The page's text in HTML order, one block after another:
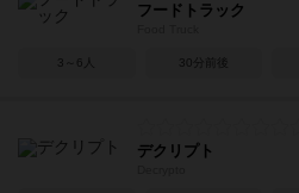
フードトラック
3～6人 30分前後
デクリプト